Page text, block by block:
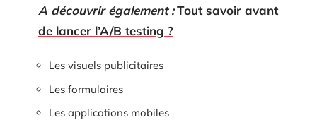
A découvrir également :Tout savoir avant
de lancer l’A/B testing ?
Les visuels publicitaires
Les formulaires
Les applications mobiles